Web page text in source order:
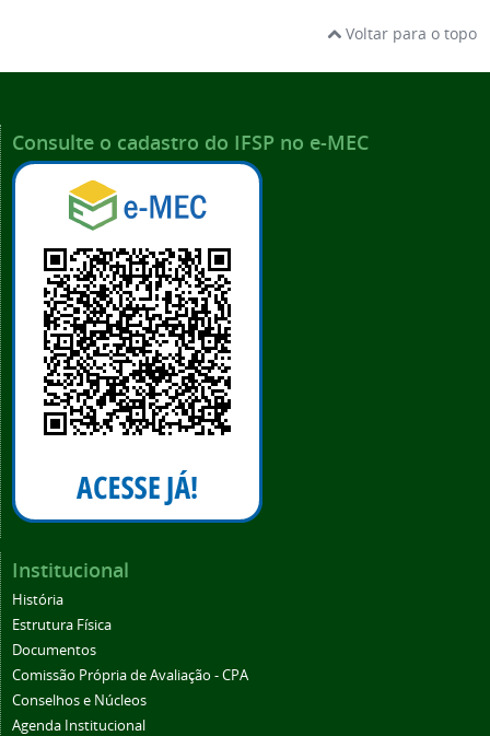
Voltar para o topo
Consulte o cadastro do IFSP no e-MEC
Institucional
História
Estrutura Física
Documentos
Comissão Própria de Avaliação - CPA
Conselhos e Núcleos
Agenda Institucional